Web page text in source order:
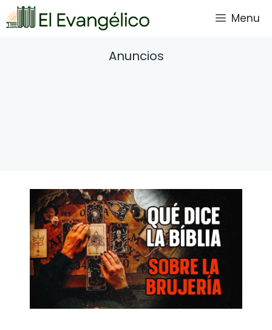
Saltar
al
Menu
Anuncios